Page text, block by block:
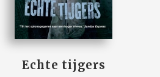
Echte tijgers